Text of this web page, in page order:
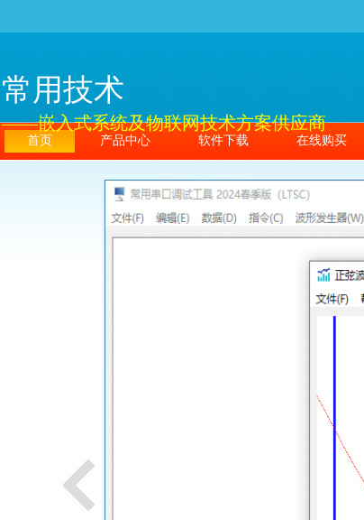
常用技术
——嵌入式系统及物联网技术方案供应商
首页 产品中心 软件下载 在线购买